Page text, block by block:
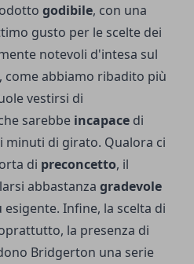
godibile, con una
gusto per le scelte dei
notevoli d'intesa sul
abbiamo ribadito più
vestirsi di
sarebbe incapace di
minuti di girato. Qualora ci
di preconcetto, il
abbastanza gradevole
Infine, la scelta di
la presenza di
Bridgerton una serie